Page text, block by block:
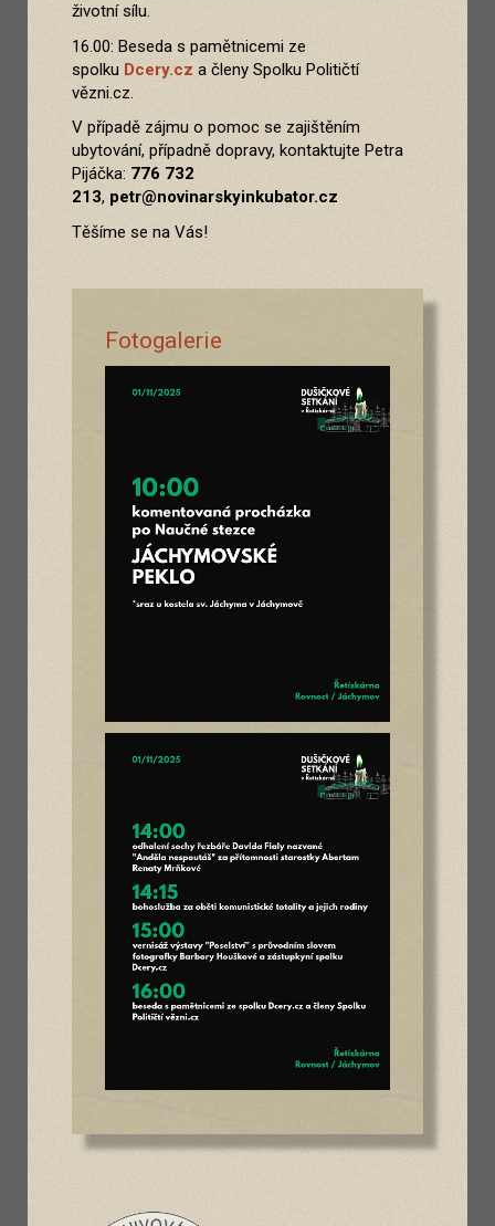
životní sílu.
16.00: Beseda s pamětnicemi ze
spolku Dcery.cz a členy Spolku Političtí
vězni.cz.
V případě zájmu o pomoc se zajištěním
ubytování, případně dopravy, kontaktujte Petra
Pijáčka: 776 732
213, petr@novinarskyinkubator.cz
Těšíme se na Vás!
Fotogalerie